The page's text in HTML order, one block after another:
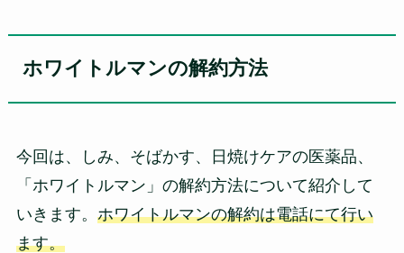
ホワイトルマンの解約方法
今回は、しみ、そばかす、日焼けケアの医薬品、
「ホワイトルマン」の解約方法について紹介して
いきます。 ホワイトルマンの解約は電話にて行い
ます。